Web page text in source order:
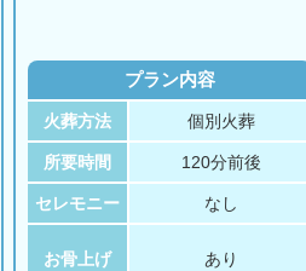
プラン内容
火葬方法 個別火葬
所要時間 120分前後
セレモニー なし
お骨上げ あり